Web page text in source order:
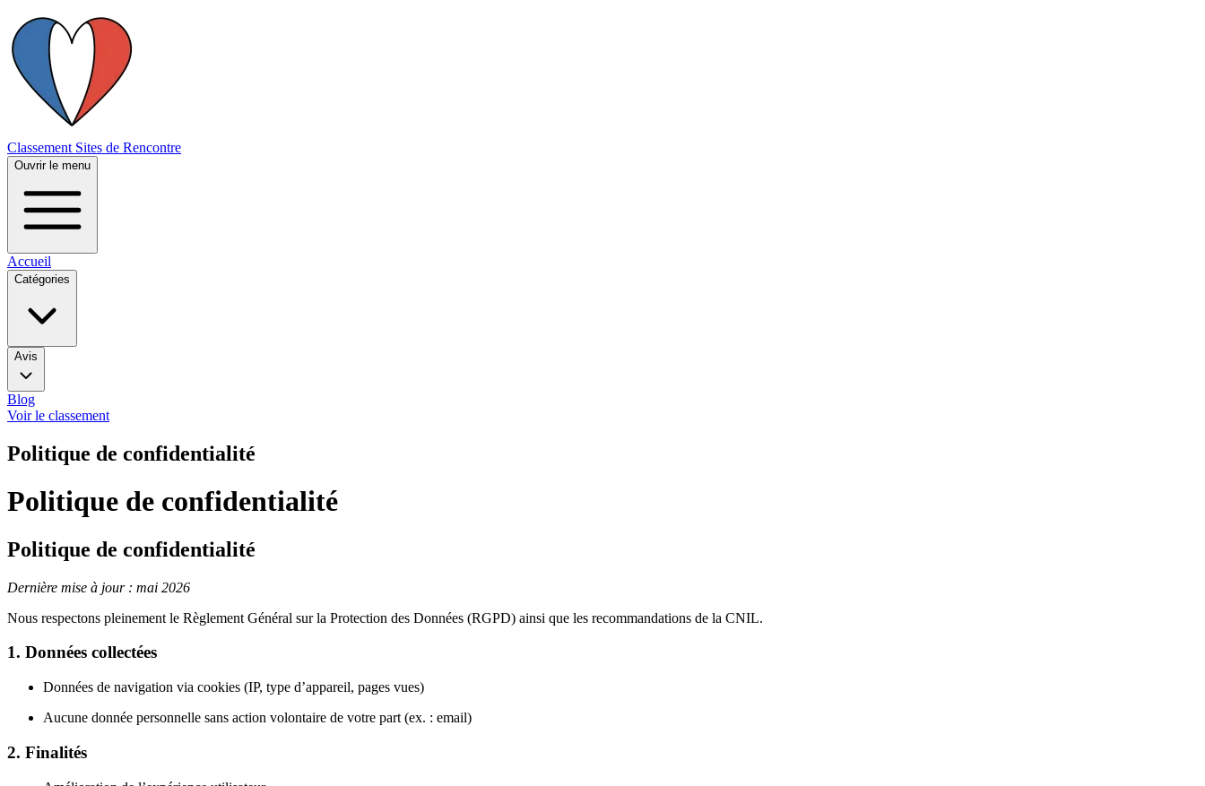
Classement Sites de Rencontre
Ouvrir le menu
Accueil
Catégories
Avis
Blog
Voir le classement
Politique de confidentialité
Politique de confidentialité
Politique de confidentialité
Dernière mise à jour : mai 2026
Nous respectons pleinement le Règlement Général sur la Protection des Données (RGPD) ainsi que les recommandations de la CNIL.
1. Données collectées
Données de navigation via cookies (IP, type d’appareil, pages vues)
Aucune donnée personnelle sans action volontaire de votre part (ex. : email)
2. Finalités